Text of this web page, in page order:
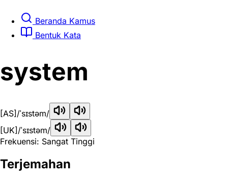
Beranda Kamus
Bentuk Kata
system
[AS] /ˈsɪstəm/
[UK] /ˈsɪstəm/
Frekuensi: Sangat Tinggi
Terjemahan